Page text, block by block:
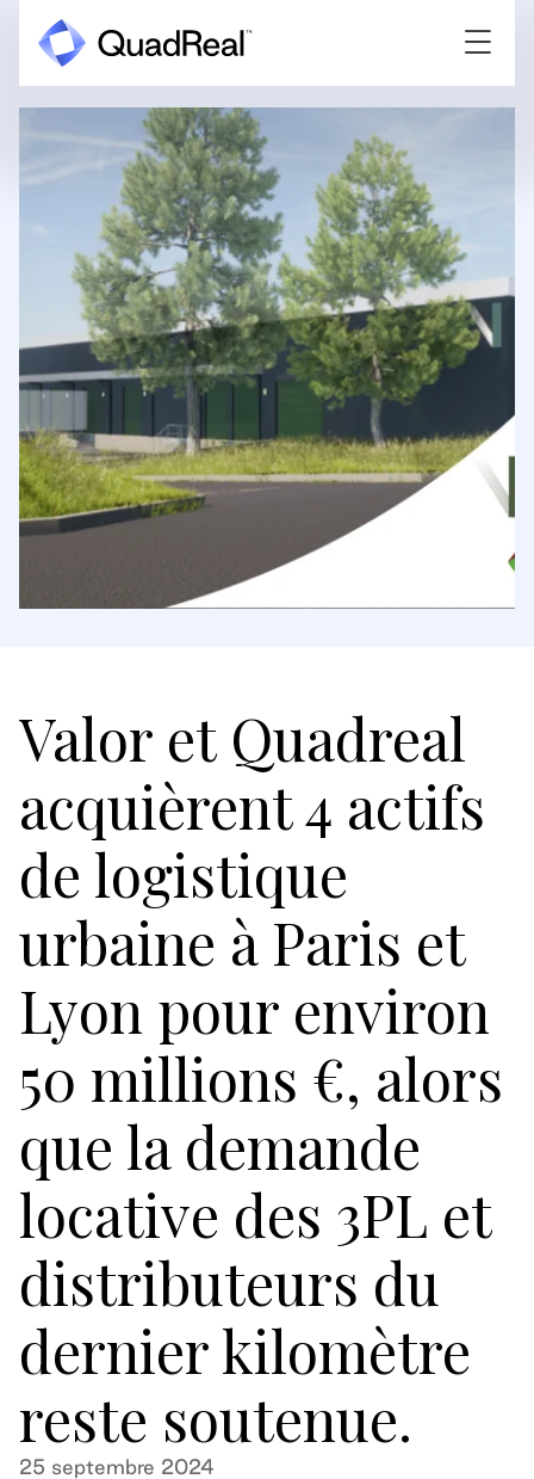
Valor et Quadreal
acquièrent 4 actifs
de logistique
urbaine à Paris et
Lyon pour environ
50 millions €, alors
que la demande
locative des 3PL et
distributeurs du
dernier kilomètre
reste soutenue.
25 septembre 2024